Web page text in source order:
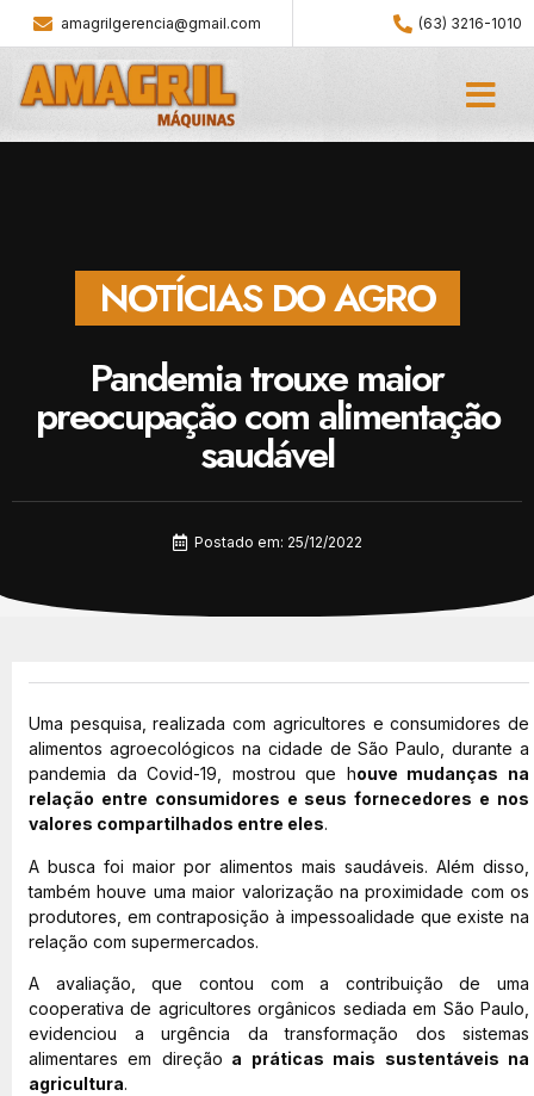
amagrilgerencia@gmail.com (63) 3216-1010
NOTÍCIAS DO AGRO
Pandemia trouxe maior
preocupação com alimentação
saudável
Postado em: 25/12/2022
Uma pesquisa, realizada com agricultores e consumidores de
alimentos agroecológicos na cidade de São Paulo, durante a
pandemia da Covid-19, mostrou que houve mudanças na
relação entre consumidores e seus fornecedores e nos
valores compartilhados entre eles.
A busca foi maior por alimentos mais saudáveis. Além disso,
também houve uma maior valorização na proximidade com os
produtores, em contraposição à impessoalidade que existe na
relação com supermercados.
A avaliação, que contou com a contribuição de uma
cooperativa de agricultores orgânicos sediada em São Paulo,
evidenciou a urgência da transformação dos sistemas
alimentares em direção a práticas mais sustentáveis na
agricultura.